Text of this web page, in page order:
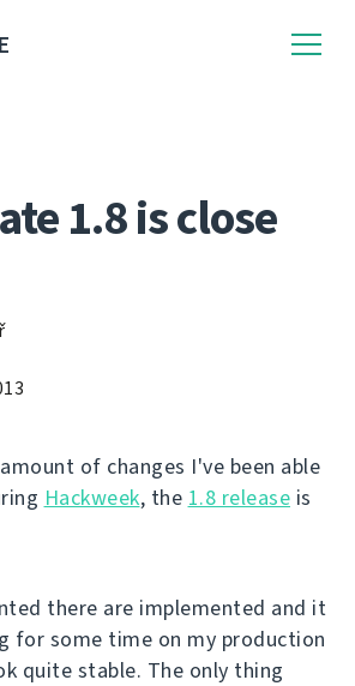
1.8 is close
of changes I've been able
Hackweek, the 1.8 release is
there are implemented and it
for some time on my production
quite stable. The only thing